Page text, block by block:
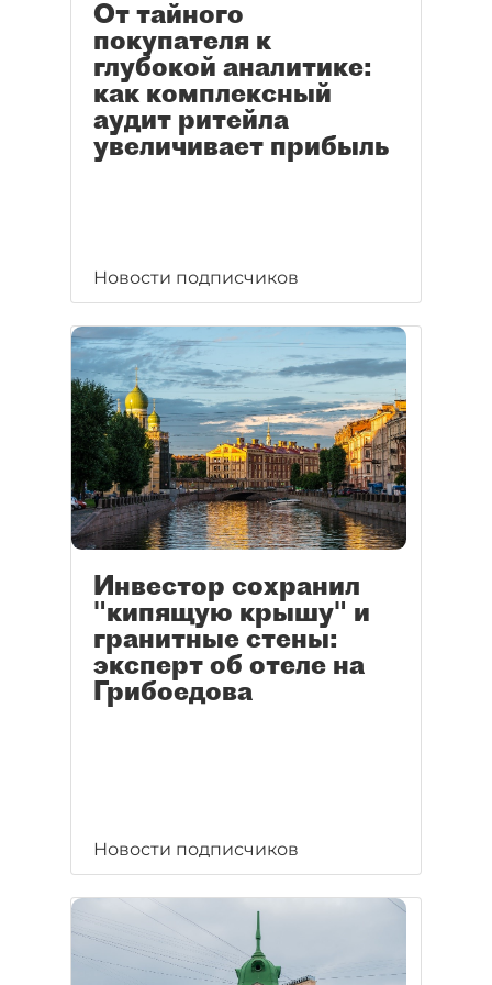
От тайного
покупателя к
глубокой аналитике:
как комплексный
аудит ритейла
увеличивает прибыль
Новости подписчиков
Инвестор сохранил
"кипящую крышу" и
гранитные стены:
эксперт об отеле на
Грибоедова
Новости подписчиков